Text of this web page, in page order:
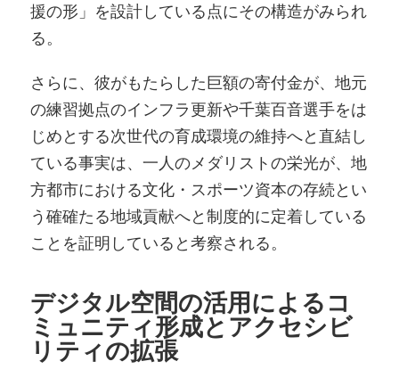
援の形」を設計している点にその構造がみられ
る。
さらに、彼がもたらした巨額の寄付金が、地元
の練習拠点のインフラ更新や千葉百音選手をは
じめとする次世代の育成環境の維持へと直結し
ている事実は、一人のメダリストの栄光が、地
方都市における文化・スポーツ資本の存続とい
う確確たる地域貢献へと制度的に定着している
ことを証明していると考察される。
デジタル空間の活用によるコ
ミュニティ形成とアクセシビ
リティの拡張